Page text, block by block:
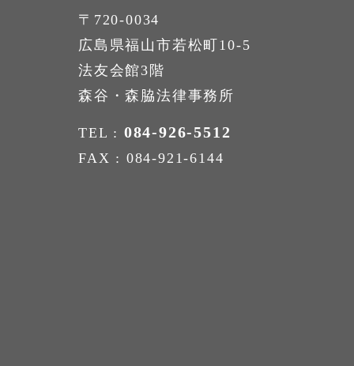
〒720-0034
広島県福山市若松町10-5
法友会館3階
森谷・森脇法律事務所
TEL : 084-926-5512
FAX : 084-921-6144